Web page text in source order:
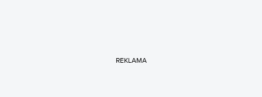
REKLAMA